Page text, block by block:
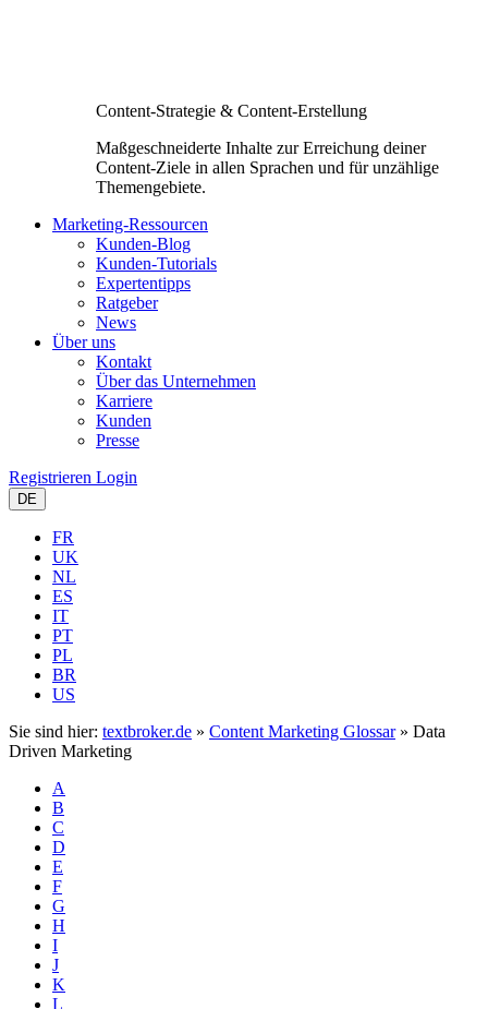
Content-Strategie & Content-Erstellung
Maßgeschneiderte Inhalte zur Erreichung deiner
Content-Ziele in allen Sprachen und für unzählige
Themengebiete.
Marketing-Ressourcen
Kunden-Blog
Kunden-Tutorials
Expertentipps
Ratgeber
News
Über uns
Kontakt
Über das Unternehmen
Karriere
Kunden
Presse
Registrieren Login
DE
FR
UK
NL
ES
IT
PT
PL
BR
US
Sie sind hier: textbroker.de » Content Marketing Glossar» Data
Driven Marketing
A
B
C
D
E
F
G
H
I
J
K
L